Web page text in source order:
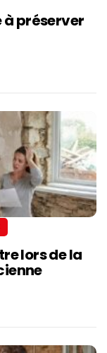
à préserver
lors de la